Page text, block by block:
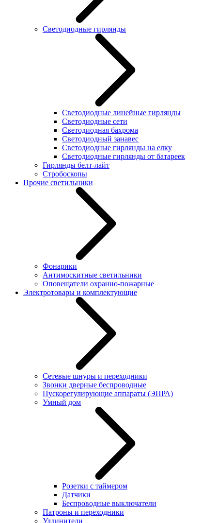
Светодиодные гирлянды
Светодиодные линейные гирлянды
Светодиодные сети
Светодиодная бахрома
Светодиодный занавес
Светодиодные гирлянды на елку
Светодиодные гирлянды от батареек
Гирлянды белт-лайт
Стробоскопы
Прочие светильники
Фонарики
Антимоскитные светильники
Оповещатели охранно-пожарные
Электротовары и комплектующие
Сетевые шнуры и переходники
Звонки дверные беспроводные
Пускорегулирующие аппараты (ЭПРА)
Умный дом
Розетки с таймером
Датчики
Беспроводные выключатели
Патроны и переходники
Удлинители